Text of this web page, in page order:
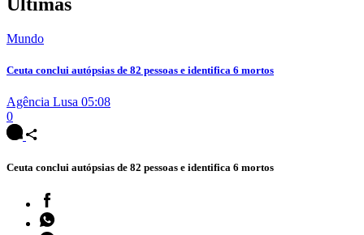
Mundo
Ceuta conclui autópsias de 82 pessoas e identifica 6 mortos
Agência Lusa 05:08
0
Ceuta conclui autópsias de 82 pessoas e identifica 6 mortos